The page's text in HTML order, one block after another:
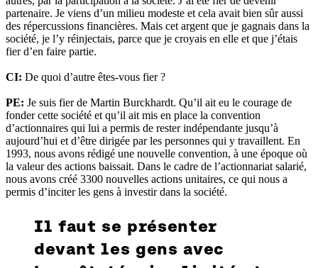
partenaire. Je viens d’un milieu modeste et cela avait bien sûr aussi
des répercussions financières. Mais cet argent que je gagnais dans la
société, je l’y réinjectais, parce que je croyais en elle et que j’étais
fier d’en faire partie.
CI: De quoi d’autre êtes-vous fier ?
PE: Je suis fier de Martin Burckhardt. Qu’il ait eu le courage de
fonder cette société et qu’il ait mis en place la convention
d’actionnaires qui lui a permis de rester indépendante jusqu’à
aujourd’hui et d’être dirigée par les personnes qui y travaillent. En
1993, nous avons rédigé une nouvelle convention, à une époque où
la valeur des actions baissait. Dans le cadre de l’actionnariat salarié,
nous avons créé 3300 nouvelles actions unitaires, ce qui nous a
permis d’inciter les gens à investir dans la société.
Il faut se présenter
devant les gens avec